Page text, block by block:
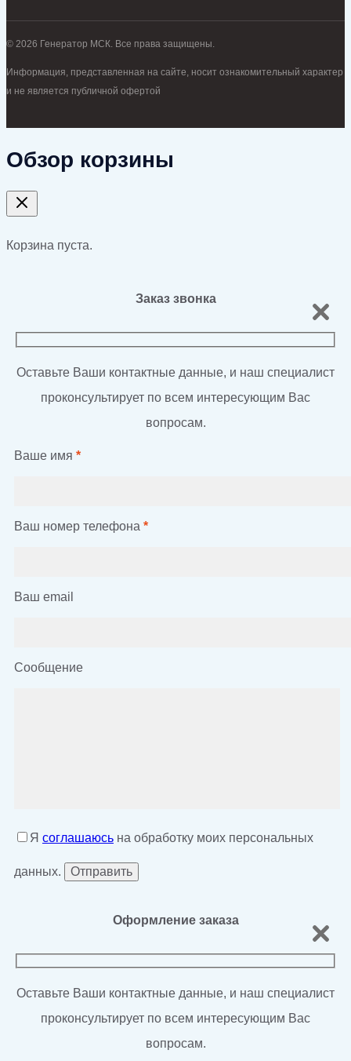
© 2026 Генератор МСК. Все права защищены.
Информация, представленная на сайте, носит ознакомительный характер
и не является публичной офертой
Обзор корзины
Корзина пуста.
Заказ звонка
Оставьте Ваши контактные данные, и наш специалист
проконсультирует по всем интересующим Вас
вопросам.
Ваше имя *
Ваш номер телефона *
Ваш email
Сообщение
Я соглашаюсь на обработку моих персональных
данных.
Оформление заказа
Оставьте Ваши контактные данные, и наш специалист
проконсультирует по всем интересующим Вас
вопросам.